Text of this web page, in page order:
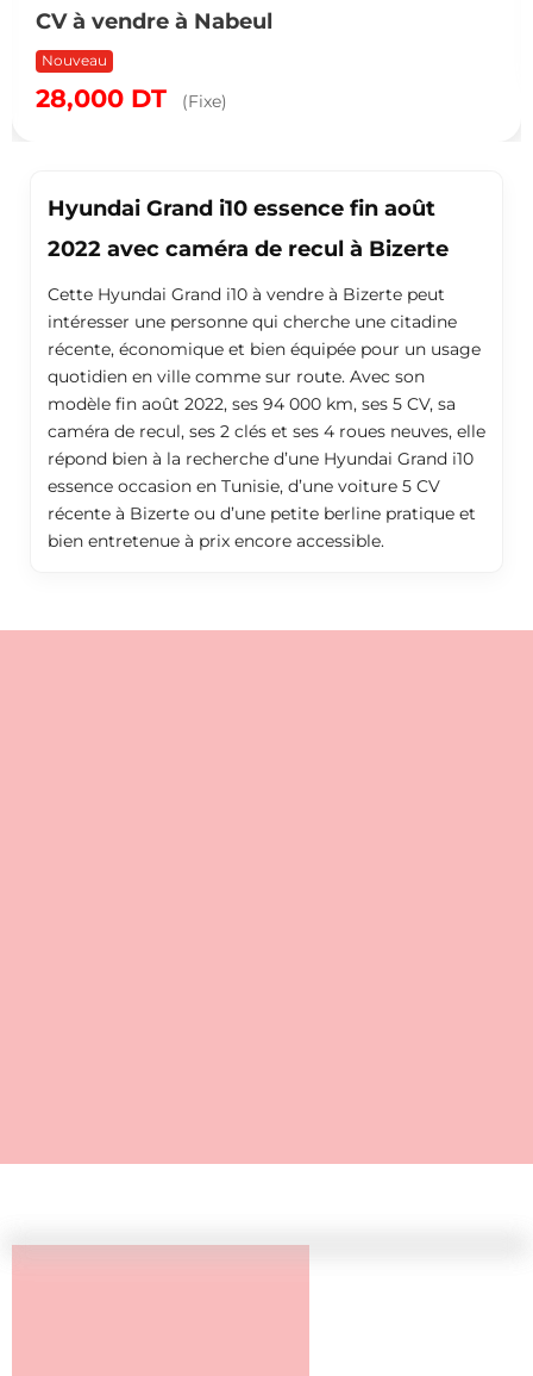
CV à vendre à Nabeul
Nouveau
28,000 DT (Fixe)
Hyundai Grand i10 essence fin août
2022 avec caméra de recul à Bizerte
Cette Hyundai Grand i10 à vendre à Bizerte peut
intéresser une personne qui cherche une citadine
récente, économique et bien équipée pour un usage
quotidien en ville comme sur route. Avec son
modèle fin août 2022, ses 94 000 km, ses 5 CV, sa
caméra de recul, ses 2 clés et ses 4 roues neuves, elle
répond bien à la recherche d’une Hyundai Grand i10
essence occasion en Tunisie, d’une voiture 5 CV
récente à Bizerte ou d’une petite berline pratique et
bien entretenue à prix encore accessible.